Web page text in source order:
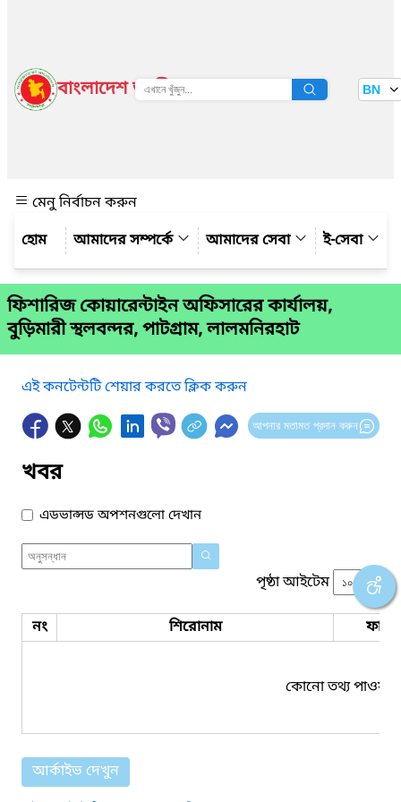
বাংলাদেশ জাতীয় তথ্য বাতায়ন BN
মেনু নির্বাচন করুন
আমাদের সম্পর্কে
আমাদের সেবা ই-সেবা
ফিশারিজ কোয়ারেন্টাইন অফিসারের কার্যালয়,
বুড়িমারী স্থলবন্দর, পাটগ্রাম, লালমনিরহাট
এই কনটেন্টটি শেয়ার করতে ক্লিক করুন
আপনার মতামত প্রদান করুন
খবর
এডভান্সড অপশনগুলো দেখান
পৃষ্ঠা আইটেম
নং শিরোনাম ফাইল
কোনো তথ্য পাওয়া
আর্কাইভ দেখুন